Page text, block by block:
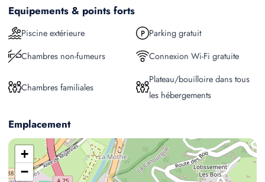
Equipements & points forts
Piscine extérieure
Parking gratuit
Chambres non-fumeurs
Connexion Wi-Fi gratuite
Chambres familiales
Plateau/bouilloire dans tous
les hébergements
Emplacement
+
−